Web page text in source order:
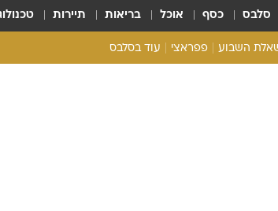
סלבס כסף אוכל בריאות תיירות
השבוע פפראצי עוד בסלבס